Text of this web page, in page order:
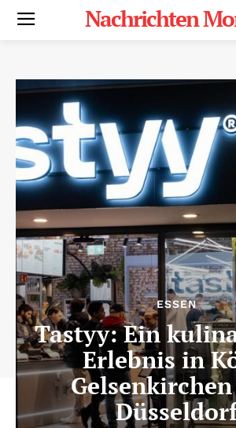
Nachrichten
ESSEN
Tastyy: Ein
Erlebnis in